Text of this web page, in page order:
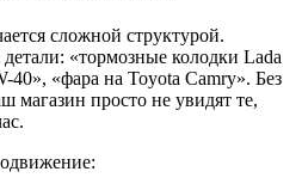
сложной структурой.
«тормозные колодки Lada
40», «фара на Toyota Camry». Без
магазин просто не увидят те,